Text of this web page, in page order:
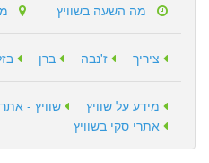
מה השעה בשוויץ
ציריך ז'נבה ברן
מידע על שוויץ
שוויץ -
אתרי סקי בשוויץ